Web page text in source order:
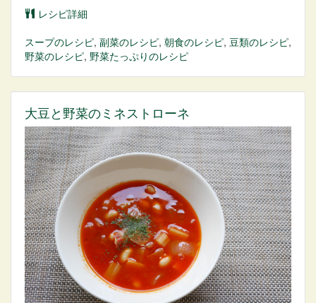
レシピ詳細
スープのレシピ, 副菜のレシピ, 朝食のレシピ, 豆類のレシピ,
野菜のレシピ, 野菜たっぷりのレシピ
大豆と野菜のミネストローネ